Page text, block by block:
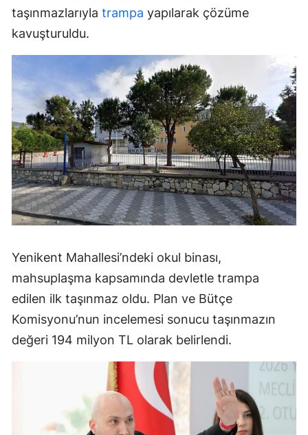
taşınmazlarıyla trampa yapılarak çözüme
kavuşturuldu.
Yenikent Mahallesi’ndeki okul binası,
mahsuplaşma kapsamında devletle trampa
edilen ilk taşınmaz oldu. Plan ve Bütçe
Komisyonu’nun incelemesi sonucu taşınmazın
değeri 194 milyon TL olarak belirlendi.